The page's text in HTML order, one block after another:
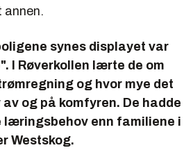
annen.
synes displayet var
I Røverkollen lærte de om
og hvor mye det
og på komfyren. De hadde
læringsbehov enn familiene i
Westskog.